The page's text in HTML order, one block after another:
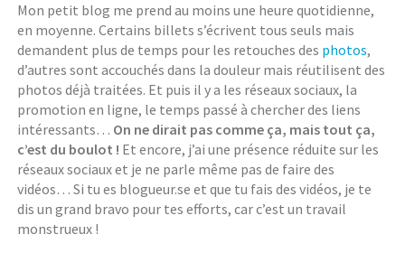
Mon petit blog me prend au moins une heure quotidienne,
en moyenne. Certains billets s’écrivent tous seuls mais
demandent plus de temps pour les retouches des photos,
d’autres sont accouchés dans la douleur mais réutilisent des
photos déjà traitées. Et puis il y a les réseaux sociaux, la
promotion en ligne, le temps passé à chercher des liens
intéressants… On ne dirait pas comme ça, mais tout ça,
c’est du boulot ! Et encore, j’ai une présence réduite sur les
réseaux sociaux et je ne parle même pas de faire des
vidéos… Si tu es blogueur.se et que tu fais des vidéos, je te
dis un grand bravo pour tes efforts, car c’est un travail
monstrueux !